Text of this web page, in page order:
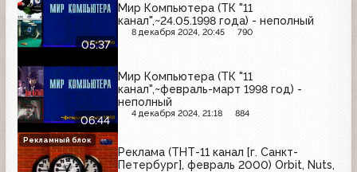
05:37
Мир Компьютера (ТК "11
канал",~24.05.1998 года) - неполный
8 декабря 2024, 20:45 790
06:44
Мир Компьютера (ТК "11
канал",~февраль-март 1998 год) -
неполный
4 декабря 2024, 21:18 884
Реклама (ТНТ-11 канал [г. Санкт-
Петербург], февраль 2000) Orbit, Nuts,
Рекламный блок